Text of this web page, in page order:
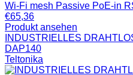
Wi-Fi mesh Passive PoE-in
€65,36
Produkt ansehen
INDUSTRIELLES
DAP140
Teltonika